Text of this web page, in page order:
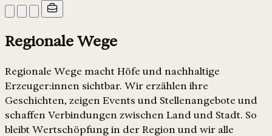
Regionale Wege
Regionale Wege macht Höfe und nachhaltige
Erzeuger:innen sichtbar. Wir erzählen ihre
Geschichten, zeigen Events und Stellenangebote und
schaffen Verbindungen zwischen Land und Stadt. So
bleibt Wertschöpfung in der Region und wir alle